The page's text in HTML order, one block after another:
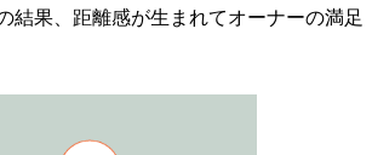
果、距離感が生まれてオーナーの満足